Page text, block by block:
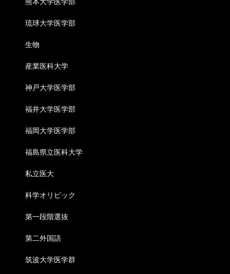
琉球大学医学部
生物
産業医科大学
神戸大学医学部
福井大学医学部
福岡大学医学部
福島県立医科大学
私立医大
科学オリピック
第一段階選抜
第二外国語
筑波大学医学群